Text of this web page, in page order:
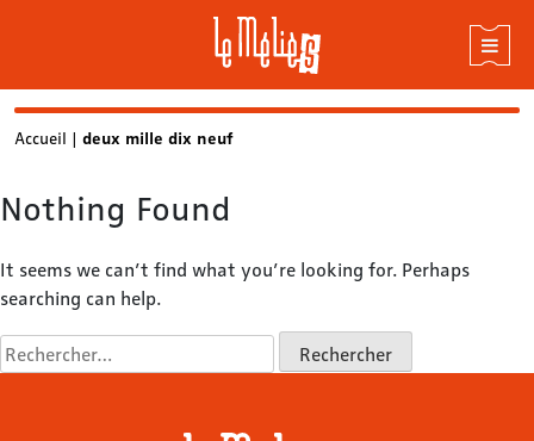
Skip
content
Accueil | deux mille dix neuf
Nothing Found
It seems we can’t find what you’re looking for. Perhaps
searching can help.
Rechercher :